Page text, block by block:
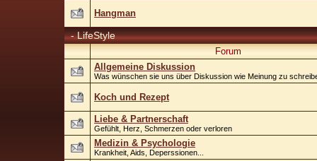
Hangman
- LifeStyle
Forum
Allgemeine Diskussion
Was wünschen sie uns über Diskussion wie Meinung zu
Koch und Rezept
Liebe & Partnerschaft
Gefühlt, Herz, Schmerzen oder verloren
Medizin & Psychologie
Krankheit, Aids, Deperssionen...